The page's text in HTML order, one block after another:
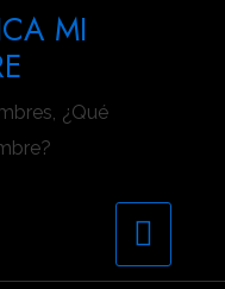
MI
¿Qué